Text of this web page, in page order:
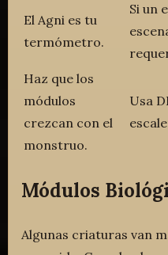
El Agni es tu
termómetro.
Si un
Haz que los
módulos
crezcan con el
monstruo.
Usa
Módulos
Algunas criaturas van